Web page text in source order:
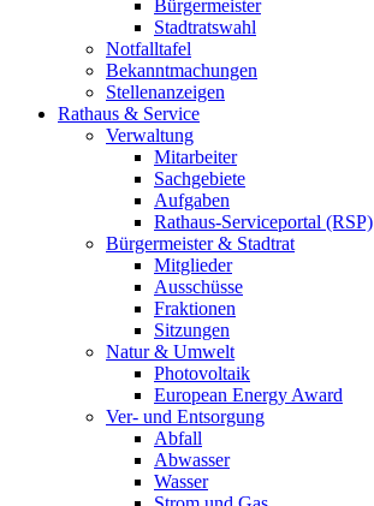
Bürgermeister
Stadtratswahl
Notfalltafel
Bekanntmachungen
Stellenanzeigen
Rathaus & Service
Verwaltung
Mitarbeiter
Sachgebiete
Aufgaben
Rathaus-Serviceportal (RSP)
Bürgermeister & Stadtrat
Mitglieder
Ausschüsse
Fraktionen
Sitzungen
Natur & Umwelt
Photovoltaik
European Energy Award
Ver- und Entsorgung
Abfall
Abwasser
Wasser